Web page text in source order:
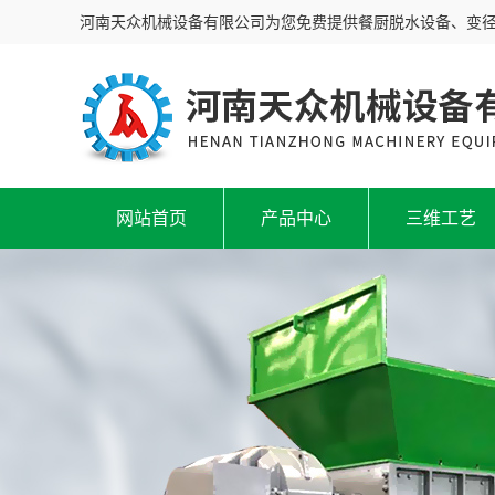
河南天众机械设备有限公司为您免费提供餐厨脱水设备、变
网站首页 产品中心 三维工艺